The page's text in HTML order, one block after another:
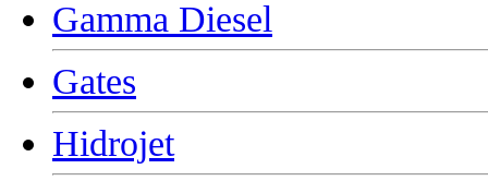
Gamma Diesel
Gates
Hidrojet